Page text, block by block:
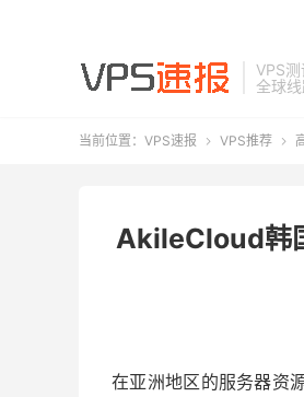
VPS测
全球
当前位置： VPS速报  VPS推荐 
AkileCloud韩
在亚洲地区的服务器资